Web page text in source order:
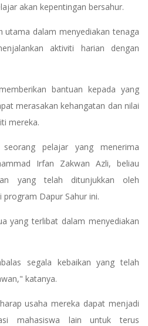
akan kepentingan bersahur.
utama dalam menyediakan tenaga
aktiviti harian dengan
bantuan kepada yang
merasakan kehangatan dan nilai
mereka.
pelajar yang menerima
Irfan Zakwan Azli, beliau
yang telah ditunjukkan oleh
program Dapur Sahur ini.
yang terlibat dalam menyediakan
segala kebaikan yang telah
katanya.
usaha mereka dapat menjadi
mahasiswa lain untuk terus